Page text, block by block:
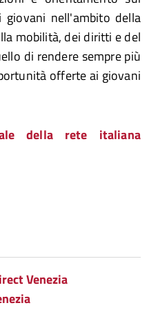
nell'ambito della
mobilità, dei diritti e del
di rendere sempre più
offerte ai giovani
della rete italiana
Venezia